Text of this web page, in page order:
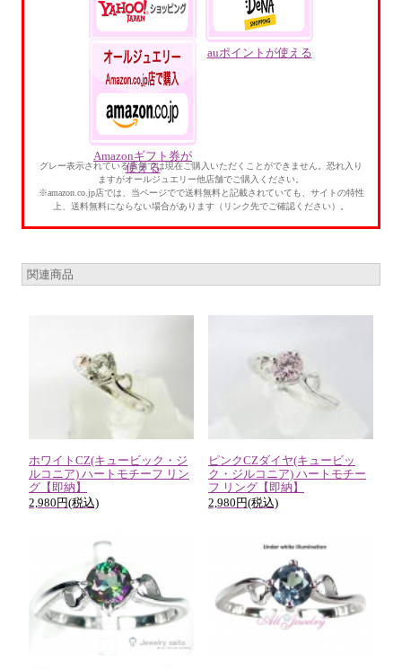
Yahoo!ポイントが貯
まる・使える
auポイントが使える
Amazonギフト券が
使える
グレー表示されている店舗では現在ご購入いただくことができません。恐れ入り
ますがオールジュエリー他店舗でご購入ください。
※amazon.co.jp店では、当ページでで送料無料と記載されていても、サイトの特性
上、送料無料にならない場合があります（リンク先でご確認ください）。
関連商品
ホワイトCZ(キュービック・ジ
ルコニア) ハートモチーフ リン
グ【即納】
2,980円(税込)
ピンクCZダイヤ(キュービッ
ク・ジルコニア) ハートモチー
フ リング【即納】
2,980円(税込)